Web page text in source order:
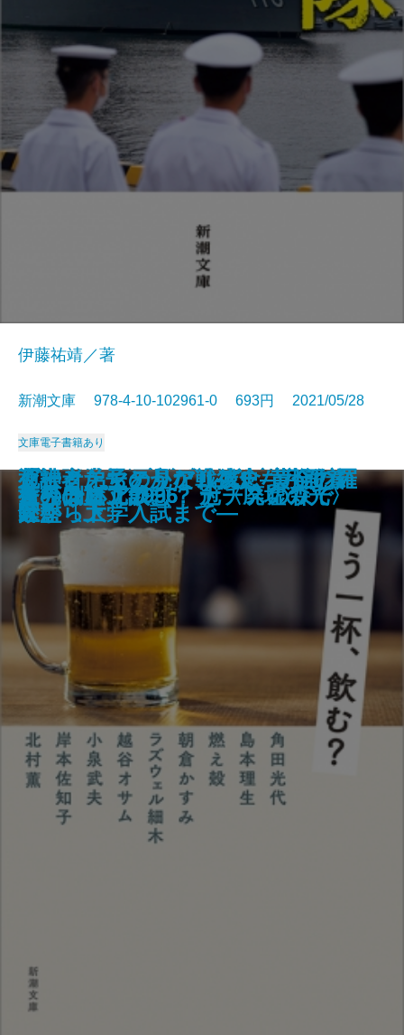
「十五少年漂流記」への旅―幻の
島を探して―
てんげんつう
紫ノ宮沙霧のビブリオセラピー―
夢音堂書店と秘密の本棚―
ダーク・マテリアルズIII 琥珀の
望遠鏡〔上〕
ダーク・マテリアルズIII 琥珀の
望遠鏡〔下〕
ブック・オブ・ダストI 美しき野
生〔上〕
ブック・オブ・ダストI 美しき野
生〔下〕
女副署長 緊急配備
鏡じかけの夢
自衛隊失格―私が「特殊部隊」を
去った理由―
伊藤祐靖／著
新潮文庫 978-4-10-102961-0 693円 2021/05/28
文庫電子書籍あり
もう一杯、飲む？
夜の側に立つ
オリンピア1936 ナチスの森で
オリンピア1996 冠〈廃墟の光〉
世界はゴ冗談
通訳者たちの見た戦後史―月面着
陸から大学入試まで―
茶筅の旗
死神と弟子とかなり残念な小説
家。
ダーク・マテリアルズI 黄金の羅
針盤〔上〕
ダーク・マテリアルズI 黄金の羅
針盤〔下〕